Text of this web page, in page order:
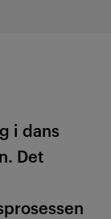
i dans
Det